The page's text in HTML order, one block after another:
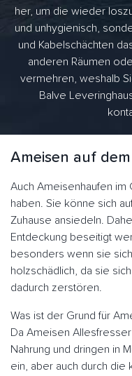
her, um die wieder
und unhygienisch,
und Kabelschächten
anderen Räumen
vermehren, weshalb
Balve
Ameisen auf
Auch Ameisenhaufen im
haben. Sie könne sich
Zuhause ansiedeln.
Entdeckung beseitigt
besonders wenn sie
holzschädlich, da sie
dadurch zerstören.
Was ist der Grund für
Da Ameisen
Nahrung und dringen in
ein, aber auch durch die